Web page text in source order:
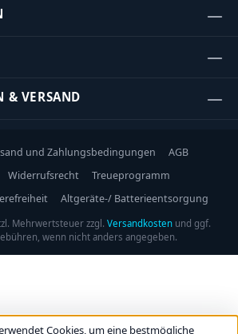
& VERSAND
und Zahlungsbedingungen
AGB
Widerrufsrecht
Treueprogramm
Altgeräte-/ Batterieentsorgung
Mehrwertsteuer zzgl. Versandkosten und ggf.
wenn nicht anders angegeben.
Cookies, um eine bestmögliche